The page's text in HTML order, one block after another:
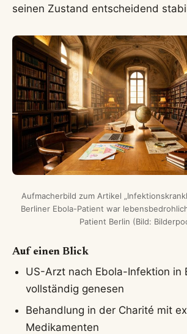
seinen Zustand entscheidend
Aufmacherbild zum Artikel
Berliner Ebola-Patient war
Patient Berlin (Bild:
Auf einen Blick
US-Arzt nach Ebola-Infektion in
vollständig genesen
Behandlung in der Charité mit
Medikamenten